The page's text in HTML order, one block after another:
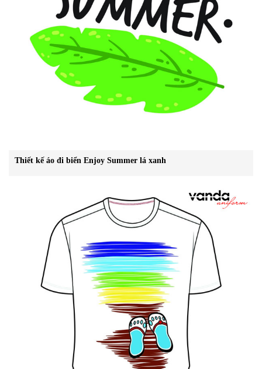
Thiết kế áo đi biển Enjoy Summer lá xanh